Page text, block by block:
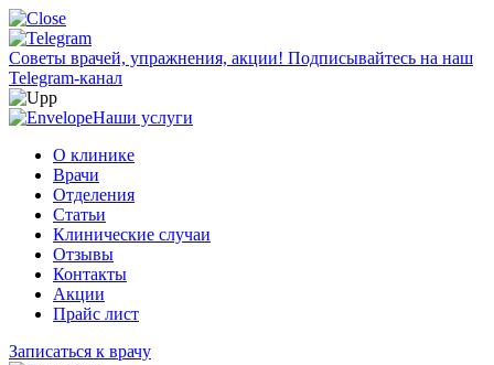
Советы врачей, упражнения, акции! Подписывайтесь на наш
Telegram-канал
Наши услуги
О клинике
Врачи
Отделения
Статьи
Клинические случаи
Отзывы
Контакты
Акции
Прайс лист
Записаться к врачу